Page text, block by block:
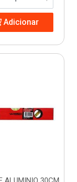
Adicionar